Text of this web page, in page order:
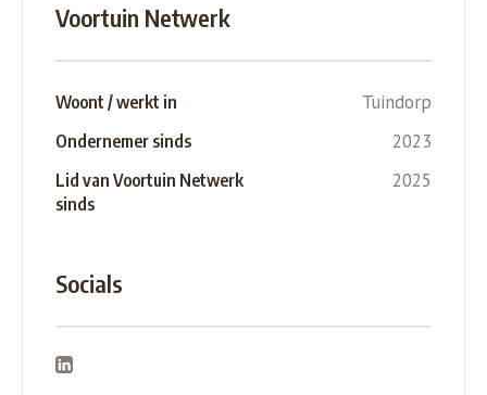
Voortuin Netwerk
Woont / werkt in Tuindorp
Ondernemer sinds 2023
Lid van Voortuin Netwerk
sinds
2025
Socials